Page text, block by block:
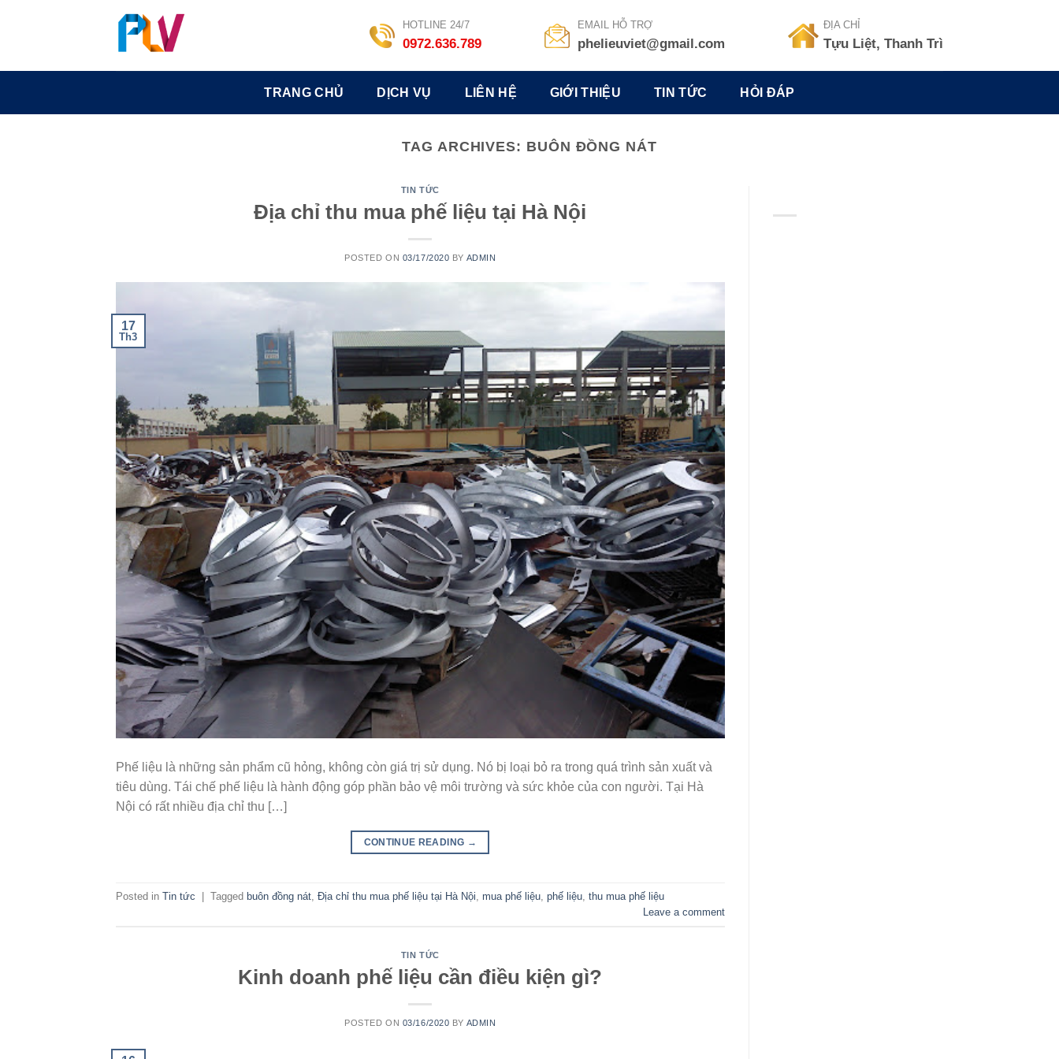
HOTLINE 24/7
0972.636.789
EMAIL HỖ TRỢ
phelieuviet@gmail.com
ĐỊA CHỈ
Tựu Liệt, Thanh Trì
TRANG CHỦ DỊCH VỤ LIÊN HỆ GIỚI THIỆU TIN TỨC HỎI ĐÁP
TAG ARCHIVES: BUÔN ĐỒNG NÁT
TIN TỨC
Địa chỉ thu mua phế liệu tại Hà Nội
POSTED ON 03/17/2020 BY ADMIN
17
Th3
Phế liệu là những sản phẩm cũ hỏng, không còn giá trị sử dụng. Nó bị loại bỏ ra trong quá trình sản xuất và
tiêu dùng. Tái chế phế liệu là hành động góp phần bảo vệ môi trường và sức khỏe của con người. Tại Hà
Nội có rất nhiều địa chỉ thu […]
CONTINUE READING →
Posted in Tin tức | Tagged buôn đồng nát Địa chỉ thu mua phế liệu tại Hà Nội mua phế liệu phế liệu thu mua phế liệu
Leave a comment
TIN TỨC
Kinh doanh phế liệu cần điều kiện gì?
POSTED ON 03/16/2020 BY ADMIN